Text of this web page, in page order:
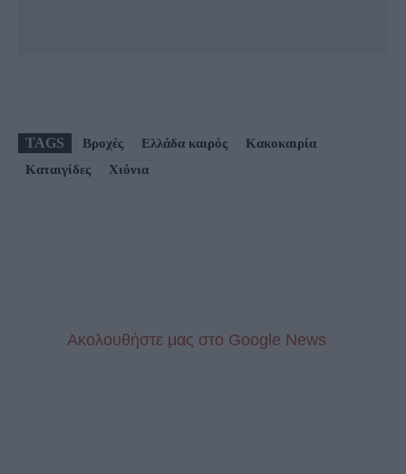
TAGS Βροχές Ελλάδα καιρός
Κακοκαιρία
Καταιγίδες
Χιόνια
Aκολουθήστε μας στo Google News